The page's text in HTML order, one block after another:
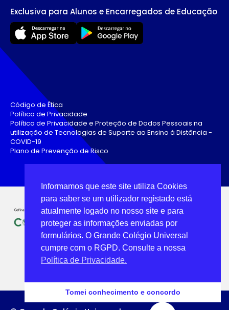
Exclusiva para Alunos e Encarregados de Educação
Código de Ética
Política de Privacidade
Política de Privacidade e Proteção de Dados Pessoais na
utilização de Tecnologias de Suporte ao Ensino à Distância -
COVID-19
Plano de Prevenção de Risco
Informamos que este site utiliza Cookies
para saber se um utilizador registado está
atualmente logado no nosso site e para
proteger as informações enviadas por
formulários. O Grande Colégio Universal
cumpre com o RGPD. Consulte a nossa
Política de Privacidade.
Tomei conhecimento e concordo